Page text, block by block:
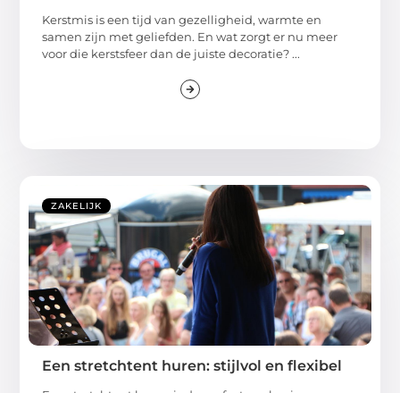
Kerstmis is een tijd van gezelligheid, warmte en
samen zijn met geliefden. En wat zorgt er nu meer
voor die kerstsfeer dan de juiste decoratie? ...
ZAKELIJK
Een stretchtent huren: stijlvol en flexibel